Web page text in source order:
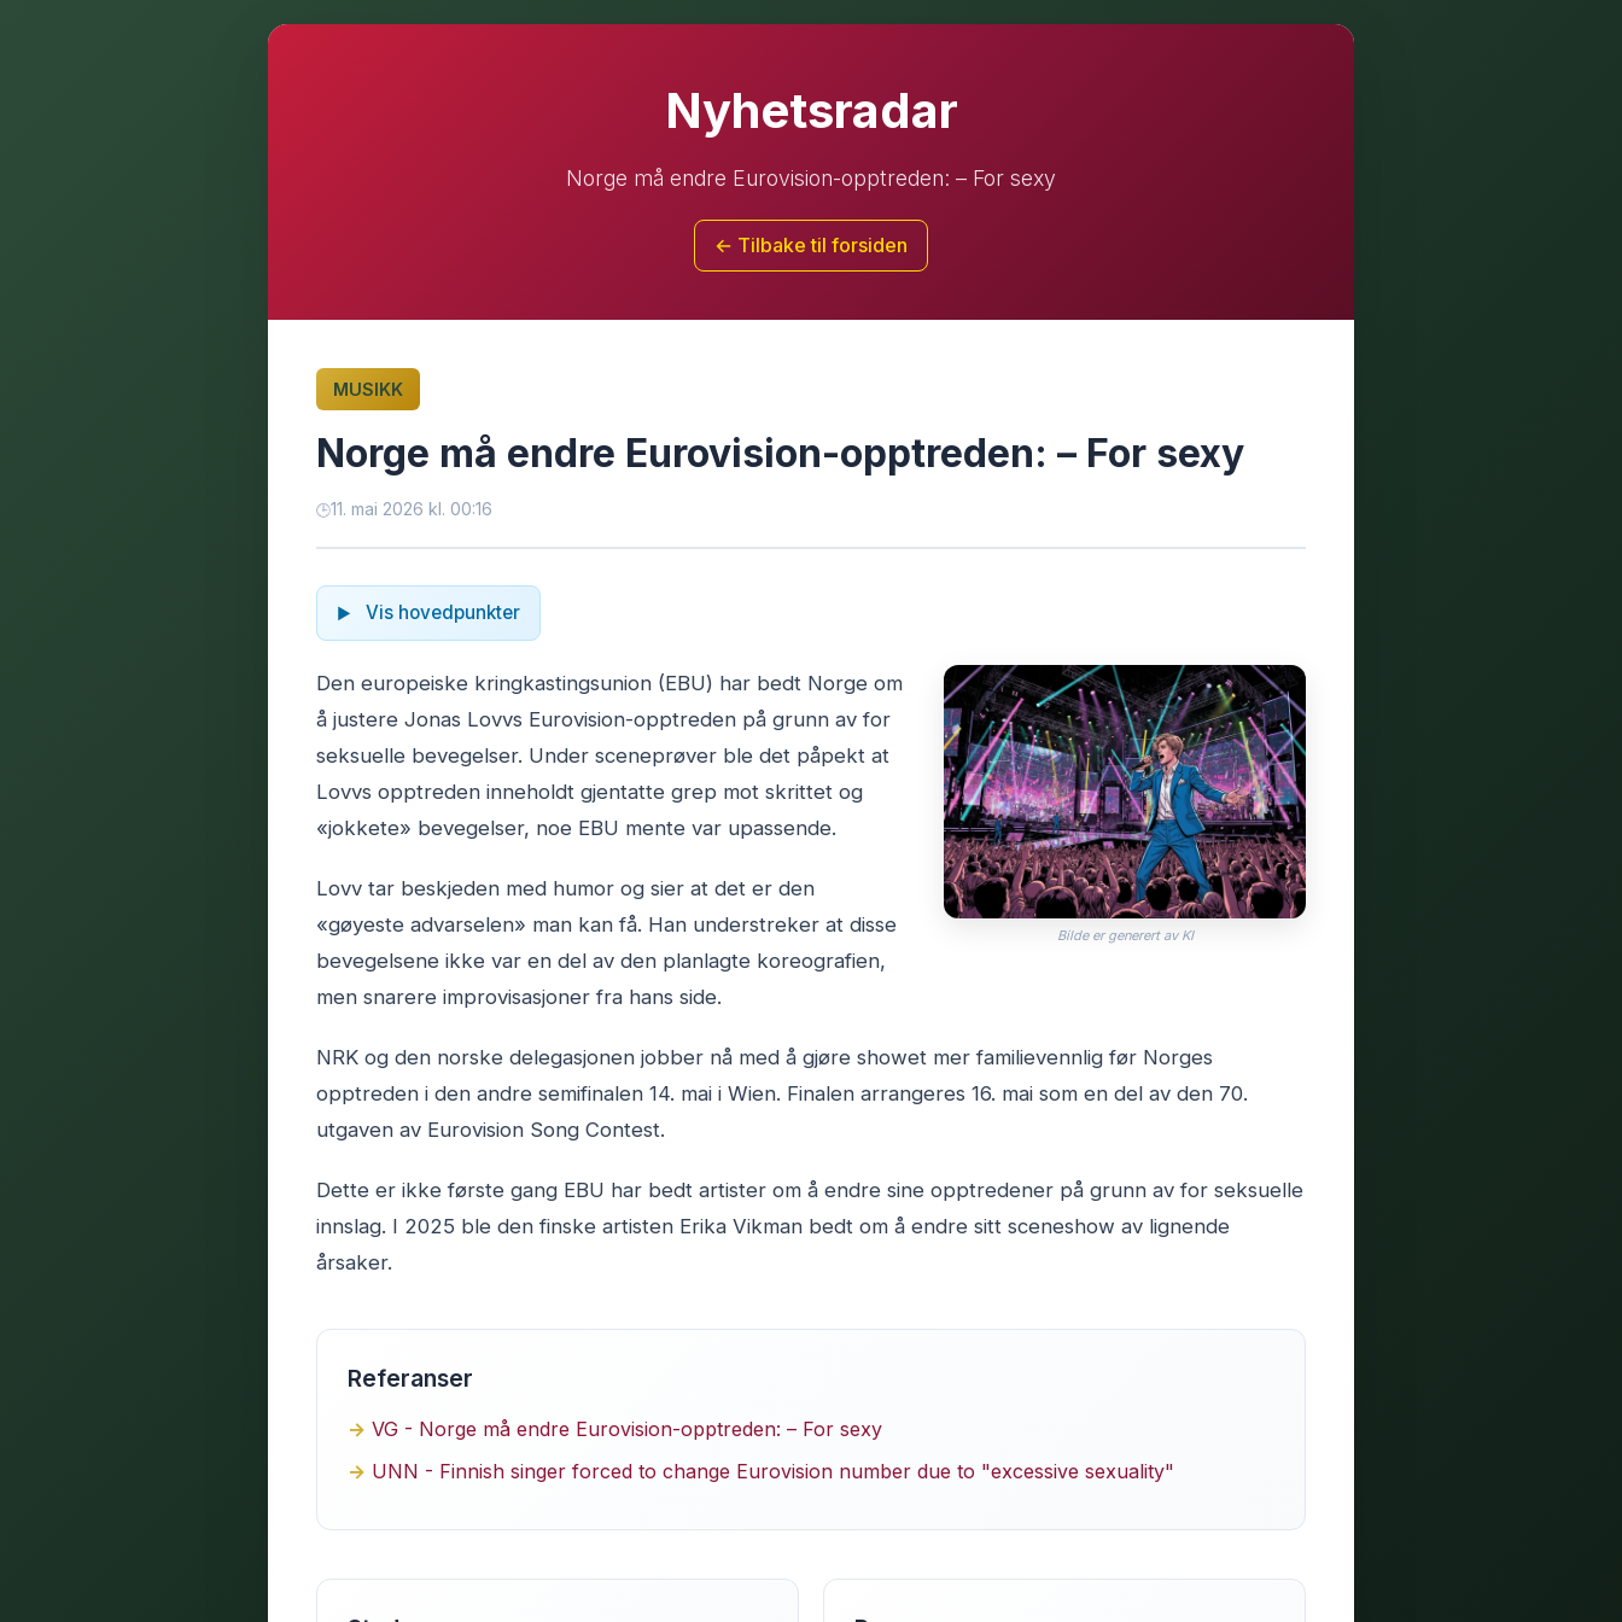
Nyhetsradar
Norge må endre Eurovision-opptreden: – For sexy
← Tilbake til forsiden
MUSIKK
Norge må endre Eurovision-opptreden: – For sexy
11. mai 2026 kl. 00:16
Vis hovedpunkter
Bilde er generert av KI
Den europeiske kringkastingsunion (EBU) har bedt Norge om
å justere Jonas Lovvs Eurovision-opptreden på grunn av for
seksuelle bevegelser. Under sceneprøver ble det påpekt at
Lovvs opptreden inneholdt gjentatte grep mot skrittet og
«jokkete» bevegelser, noe EBU mente var upassende.
Lovv tar beskjeden med humor og sier at det er den
«gøyeste advarselen» man kan få. Han understreker at disse
bevegelsene ikke var en del av den planlagte koreografien,
men snarere improvisasjoner fra hans side.
NRK og den norske delegasjonen jobber nå med å gjøre showet mer familievennlig før Norges
opptreden i den andre semifinalen 14. mai i Wien. Finalen arrangeres 16. mai som en del av den 70.
utgaven av Eurovision Song Contest.
Dette er ikke første gang EBU har bedt artister om å endre sine opptredener på grunn av for seksuelle
innslag. I 2025 ble den finske artisten Erika Vikman bedt om å endre sitt sceneshow av lignende
årsaker.
Referanser
VG - Norge må endre Eurovision-opptreden: – For sexy
UNN - Finnish singer forced to change Eurovision number due to "excessive sexuality"